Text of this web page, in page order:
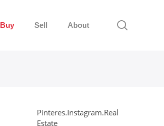
Buy Sell About
Pinteres.Instagram.Real
Estate